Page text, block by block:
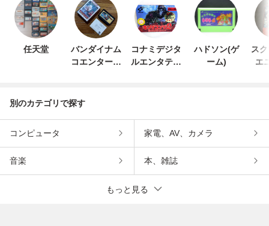
任天堂
バンダイナム
コエンターテ
コナミデジタ
ルエンタテイ
ハドソン(ゲ
ーム)
ス
エ
別のカテゴリで探す
コンピュータ 家電、AV、カメラ
音楽 本、雑誌
もっと見る